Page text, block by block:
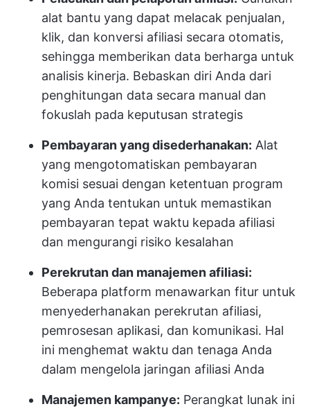
alat bantu yang dapat melacak penjualan,
klik, dan konversi afiliasi secara otomatis,
sehingga memberikan data berharga untuk
analisis kinerja. Bebaskan diri Anda dari
penghitungan data secara manual dan
fokuslah pada keputusan strategis
Pembayaran yang disederhanakan: Alat
yang mengotomatiskan pembayaran
komisi sesuai dengan ketentuan program
yang Anda tentukan untuk memastikan
pembayaran tepat waktu kepada afiliasi
dan mengurangi risiko kesalahan
Perekrutan dan manajemen afiliasi:
Beberapa platform menawarkan fitur untuk
menyederhanakan perekrutan afiliasi,
pemrosesan aplikasi, dan komunikasi. Hal
ini menghemat waktu dan tenaga Anda
dalam mengelola jaringan afiliasi Anda
Manajemen kampanye: Perangkat lunak ini